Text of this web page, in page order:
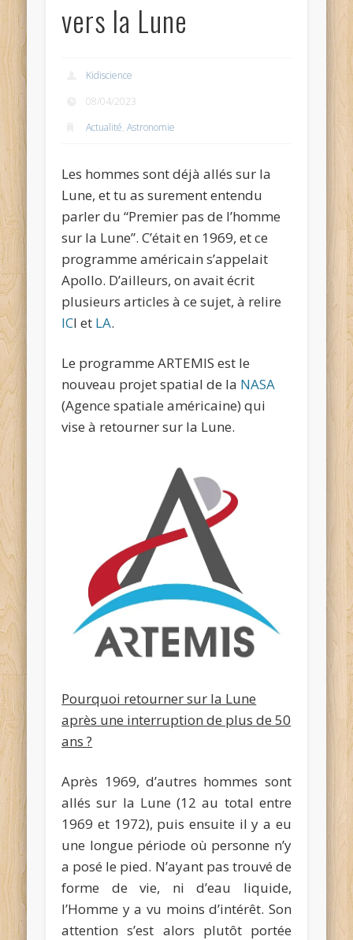
vers la Lune
Kidiscience
08/04/2023
Actualité,Astronomie
Les hommes sont déjà allés sur la
Lune, et tu as surement entendu
parler du “Premier pas de l’homme
sur la Lune”. C’était en 1969, et ce
programme américain s’appelait
Apollo. D’ailleurs, on avait écrit
plusieurs articles à ce sujet, à relire
ICI et LA.
Le programme ARTEMIS est le
nouveau projet spatial de la NASA
(Agence spatiale américaine) qui
vise à retourner sur la Lune.
Pourquoi retourner sur la Lune
après une interruption de plus de 50
ans ?
Après 1969, d’autres hommes sont
allés sur la Lune (12 au total entre
1969 et 1972), puis ensuite il y a eu
une longue période où personne n’y
a posé le pied. N’ayant pas trouvé de
forme de vie, ni d’eau liquide,
l’Homme y a vu moins d’intérêt. Son
attention s’est alors plutôt portée